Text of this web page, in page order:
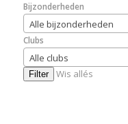
Bijzonderheden
Alle bijzonderheden
Clubs
Alle clubs
Filter Wis allés